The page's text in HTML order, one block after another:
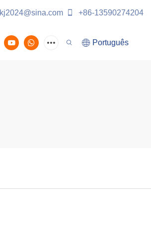
kj2024@sina.com +86-13590274204
Português